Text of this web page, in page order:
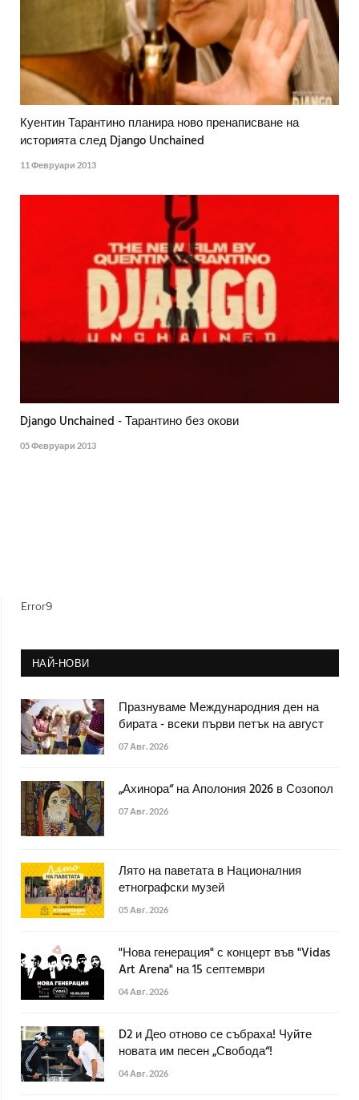
Куентин Тарантино планира ново пренаписване на
историята след Django Unchained
11 Февруари 2013
Django Unchained - Тарантино без окови
05 Февруари 2013
Error9
НАЙ-НОВИ
Празнуваме Международния ден на
бирата - всеки първи петък на август
07 Авг. 2026
„Ахинора“ на Аполония 2026 в Созопол
07 Авг. 2026
Лято на паветата в Националния
етнографски музей
05 Авг. 2026
"Нова генерация" с концерт във "Vidas
Art Arena" на 15 септември
04 Авг. 2026
D2 и Део отново се събраха! Чуйте
новата им песен „Свобода“!
04 Авг. 2026